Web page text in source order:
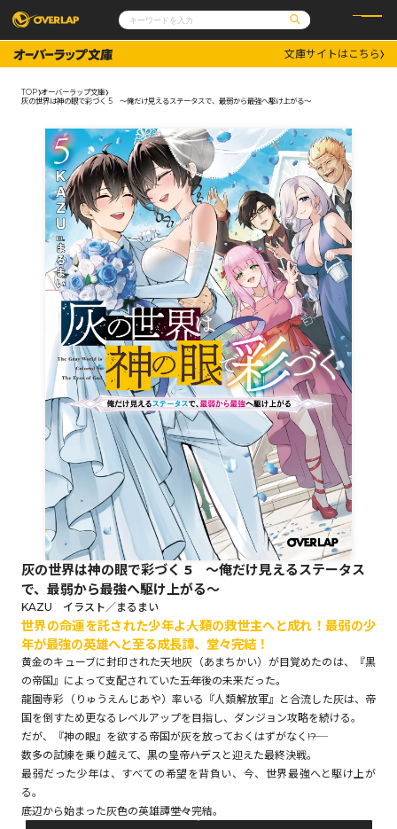
コミックガルド
コミッククリエ
LiQulle
ノベルス
ノベルスf
コミックエッセイ
ポケットモンスター
アニメ
ゲーム
OVERLAP STORE
オーバーラップ広報室
企業
会社概要
採用情報
アクセス
オーバーラップホールディングス
お問い合わせはこちら
オーバーラップ文庫
オーバーラップノベルス
オーバーラップノベルスf
ロサージュノベルス
コミックガルド
コミッククリエ
リキューレ
コミックパルフェ
文庫サイトはこちら
TOP オーバーラップ文庫
灰の世界は神の眼で彩づく 5 ～俺だけ見えるステータスで、最弱から最強へ駆け上がる～
灰の世界は神の眼で彩づく 5 ～俺だけ見えるステータス
で、最弱から最強へ駆け上がる～
KAZU イラスト／まるまい
世界の命運を託された少年よ――人類の救世主へと成れ！最弱の少
年が最強の英雄へと至る成長譚、堂々完結！
黄金のキューブに封印された天地灰（あまちかい）が目覚めたのは、『黒
の帝国』によって支配されていた――五年後の未来だった。
龍園寺彩（りゅうえんじあや）率いる『人類解放軍』と合流した灰は、帝
国を倒すため更なるレベルアップを目指し、ダンジョン攻略を続ける。
だが、『神の眼』を欲する帝国が灰を放っておくはずがなく――!?
数多の試練を乗り越えて、黒の皇帝――ハデスと迎えた最終決戦。
最弱だった少年は、すべての希望を背負い、今、世界最強へと駆け上が
る。
底辺から始まった灰色の英雄譚――堂々完結。